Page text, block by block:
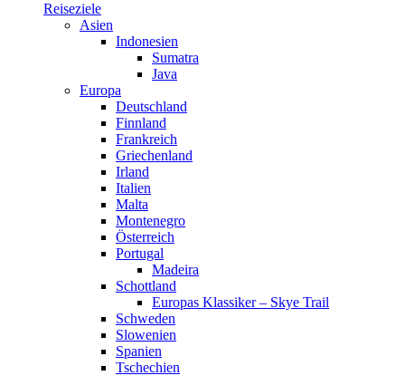
Reiseziele
Asien
Indonesien
Sumatra
Java
Europa
Deutschland
Finnland
Frankreich
Griechenland
Irland
Italien
Malta
Montenegro
Österreich
Portugal
Madeira
Schottland
Europas Klassiker – Skye Trail
Schweden
Slowenien
Spanien
Tschechien